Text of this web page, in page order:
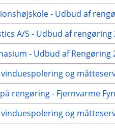
- Udbud af
A/S - Udbud af
- Udbud af
og
rengøring - Fjernvarme
og